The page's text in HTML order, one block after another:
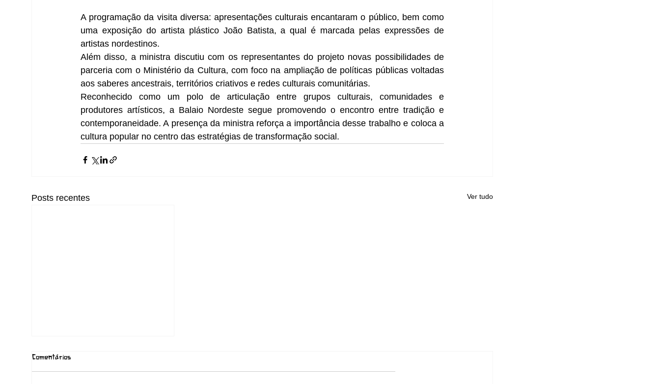
A programação da visita diversa: apresentações culturais encantaram o público, bem como
uma exposição do artista plástico João Batista, a qual é marcada pelas expressões de
artistas nordestinos.
Além disso, a ministra discutiu com os representantes do projeto novas possibilidades de
parceria com o Ministério da Cultura, com foco na ampliação de políticas públicas voltadas
aos saberes ancestrais, territórios criativos e redes culturais comunitárias.
Reconhecido como um polo de articulação entre grupos culturais, comunidades e
produtores artísticos, a Balaio Nordeste segue promovendo o encontro entre tradição e
contemporaneidade. A presença da ministra reforça a importância desse trabalho e coloca a
cultura popular no centro das estratégias de transformação social.
Posts recentes Ver tudo
Comentários